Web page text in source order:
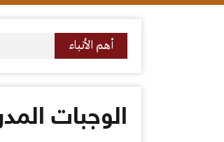
أهم الأنباء
الوجبات